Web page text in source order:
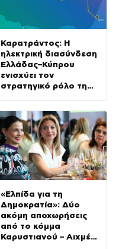
Καρατράντος: Η
ηλεκτρική διασύνδεση
Ελλάδας–Κύπρου
ενισχύει τον
στρατηγικό ρόλο της
«Ελπίδα για τη
Δημοκρατία»: Δύο
ακόμη αποχωρήσεις
από το κόμμα
Καρυστιανού – Αιχμές